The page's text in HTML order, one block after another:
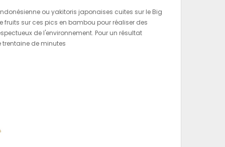
ou yakitoris japonaises cuites sur le Big
fruits sur ces pics en bambou pour réaliser des
de l'environnement. Pour un résultat
de minutes